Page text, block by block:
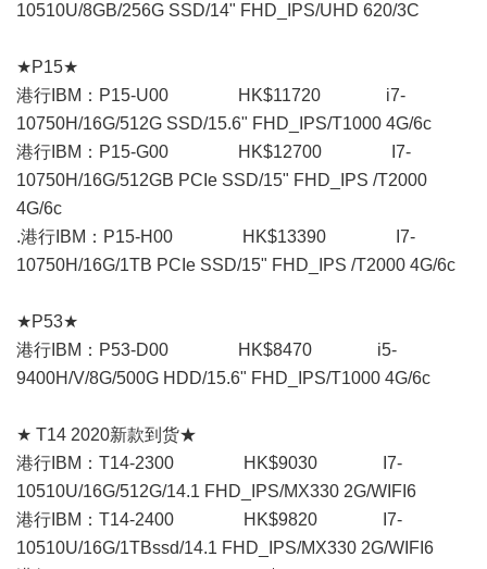
10510U/8GB/256G SSD/14" FHD_IPS/UHD 620/3C
★P15★
港行IBM：P15-U00 HK$11720 i7-
10750H/16G/512G SSD/15.6" FHD_IPS/T1000 4G/6c
港行IBM：P15-G00 HK$12700 I7-
10750H/16G/512GB PCIe SSD/15" FHD_IPS /T2000
4G/6c
.港行IBM：P15-H00 HK$13390 I7-
10750H/16G/1TB PCIe SSD/15" FHD_IPS /T2000 4G/6c
★P53★
港行IBM：P53-D00 HK$8470 i5-
9400H/V/8G/500G HDD/15.6" FHD_IPS/T1000 4G/6c
★ T14 2020新款到货★
港行IBM：T14-2300 HK$9030 I7-
10510U/16G/512G/14.1 FHD_IPS/MX330 2G/WIFI6
港行IBM：T14-2400 HK$9820 I7-
10510U/16G/1TBssd/14.1 FHD_IPS/MX330 2G/WIFI6